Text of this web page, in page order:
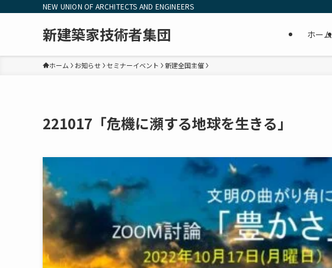
NEW UNION OF ARCHITECTS AND ENGINEERS
新建築家技術者集団 ホーム
ホーム お知らせ セミナーイベント 新建全国主催
221017「危機に瀕する地球を生きる」